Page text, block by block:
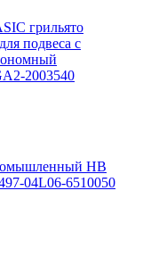
грильято
подвеса с
2003540
HB
04L06-6510050